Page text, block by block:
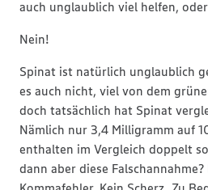
auch unglaublich viel helfen,
Nein!
Spinat ist natürlich unglaublich
es auch nicht, viel von dem
doch tatsächlich hat Spinat
Nämlich nur 3,4 Milligramm auf
enthalten im Vergleich doppelt
dann aber diese